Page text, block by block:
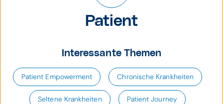
Patient
Interessante Themen
Patient Empowerment Chronische Krankheiten
Seltene Krankheiten Patient Journey